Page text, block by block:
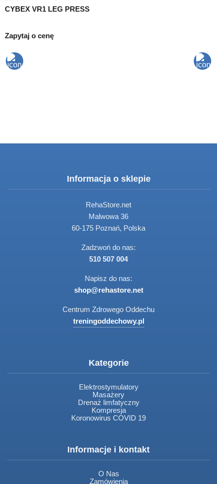
CYBEX VR1 LEG PRESS
Zapytaj o cenę
Informacja o sklepie
RehaStore.net
Malwowa 36
60-175 Poznań, Polska
Zadzwoń do nas:
510 507 004
Napisz do nas:
shop@rehastore.net
Centrum Zdrowego Oddechu
treningoddechowy.pl
Kategorie
Elektrostymulatory
Masażery
Drenaż limfatyczny
Kompresja
Koronowirus COVID 19
Informacje i kontakt
O Nas
Zamówienia